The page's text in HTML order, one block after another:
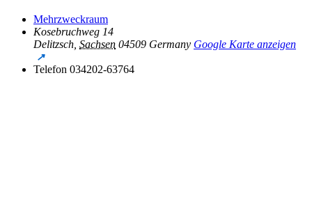
Mehrzweckraum
Kosebruchweg 14
Delitzsch Sachsen 04509 Germany Google Karte anzeigen
Telefon 034202-63764